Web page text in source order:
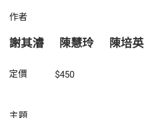
作者
謝其濬 陳慧玲 陳培英
定價 $450
主題